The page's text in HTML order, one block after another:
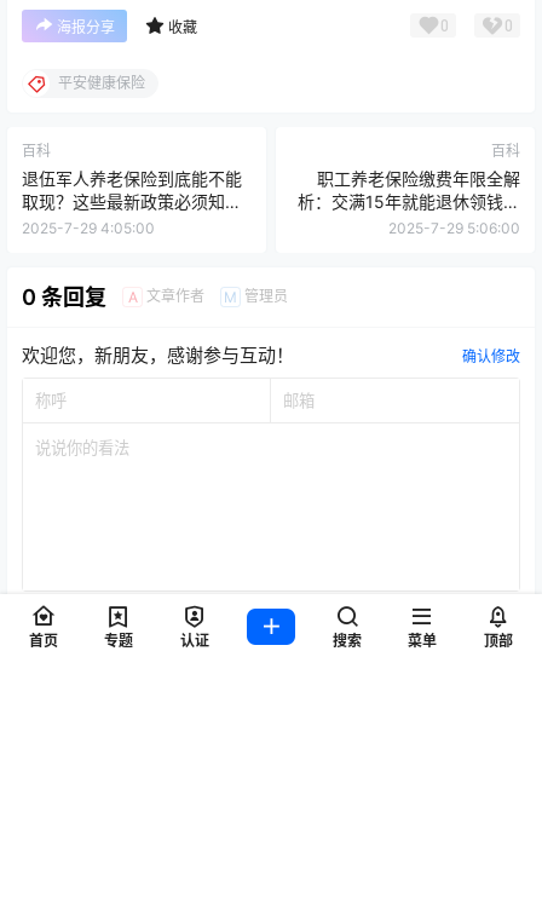
海报分享 收藏 0 0
平安健康保险
百科
退伍军人养老保险到底能不能
取现？这些最新政策必须知
道！
2025-7-29 4:05:00
百科
职工养老保险缴费年限全解
析：交满15年就能退休领钱？
真相在这里！
2025-7-29 5:06:00
0 条回复 A 文章作者 M 管理员
欢迎您，新朋友，感谢参与互动！ 确认修改
提交
首页 专题 认证 搜索 菜单 顶部